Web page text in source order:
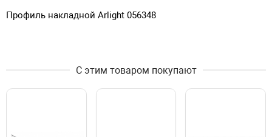
Профиль накладной Arlight 056348
С этим товаром покупают